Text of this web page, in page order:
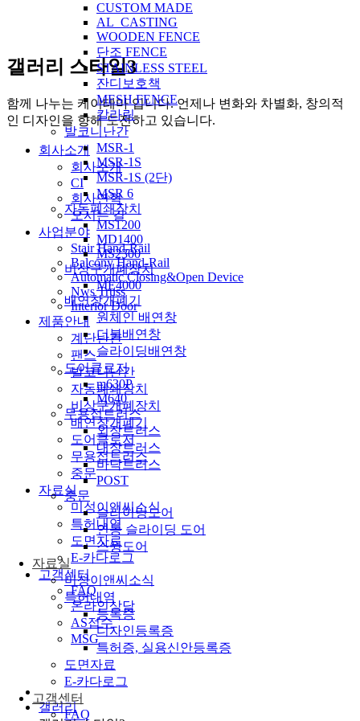
CUSTOM MADE
AL_CASTING
WOODEN FENCE
단조 FENCE
STAINLESS STEEL
잔디보호책
MESH FENCE
칼라링
발코니난간
MSR-1
MSR-1S
MSR-1S (2단)
MSR 6
자동폐쇄장치
MS1200
MD1400
MS2300
비상구개폐장치
ME4000
배연창개폐기
원체인 배연창
더블배연창
슬라이딩배연창
도어클로저
m630P
M640
무용접트러스
외장트러스
내장트러스
바닥트러스
POST
중문
슬라이딩도어
연동 슬라이딩 도어
스윙도어
자료실
미성이앤씨소식
특허내역
등록증
디자인등록증
특허증, 실용신안등록증
도면자료
E-카다로그
고객센터
FAQ
갤러리 스타일3
함께 나누는 케이테마 입니다. 언제나 변화와 차별화, 창의적
인 디자인을 향해 도전하고 있습니다.
회사소개
회사소개
CI
회사연혁
오시는 길
사업분야
Stair Hand-Rail
Balcony Hand-Rail
Automatic Closing&Open Device
Nws Truss
Interior Door
제품안내
계단난간
팬스
발코니난간
자동폐쇄장치
비상구개폐장치
배연창개폐기
도어클로저
무용접트러스
중문
자료실
미성이앤씨소식
특허내역
도면자료
E-카다로그
고객센터
FAQ
온라인상담
AS접수
MSG
갤러리